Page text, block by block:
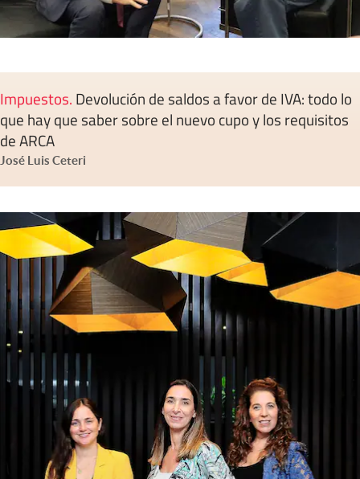
Impuestos. Devolución de saldos a favor de IVA: todo lo
que hay que saber sobre el nuevo cupo y los requisitos
de ARCA
José Luis Ceteri